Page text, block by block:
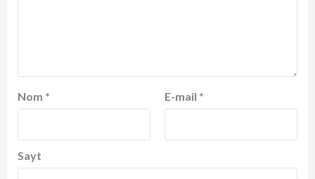
Nom * E-mail *
Sayt